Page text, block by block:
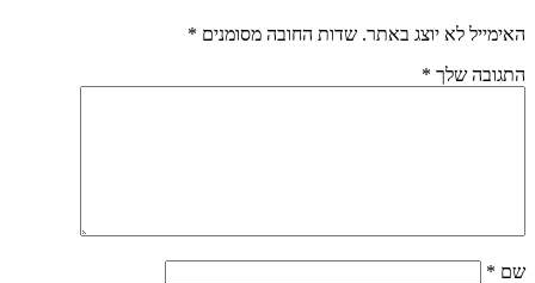
האימייל לא יוצג באתר. שדות החובה מסומנים *
התגובה שלך *
שם *